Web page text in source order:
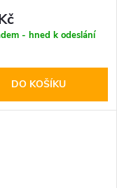
- hned k odeslání
DO KOŠÍKU